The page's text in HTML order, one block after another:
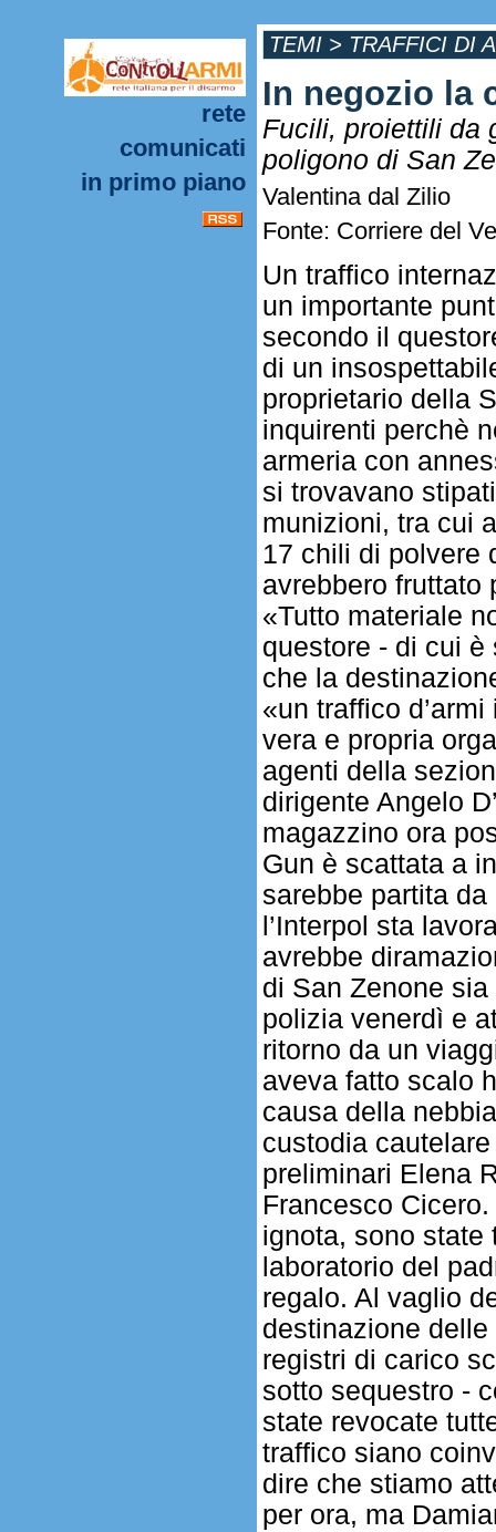
rete
comunicati
in primo piano
TEMI > TRAFFICI DI
In negozio la
Fucili, proiettili da
poligono di San
Valentina dal Zilio
Fonte: Corriere del
Un traffico
un importante
secondo il
di un
proprietario della
inquirenti perchè
armeria con
si trovavano
munizioni, tra cui
17 chili di polvere
avrebbero fruttato
«Tutto materiale
questore - di cui
che la
«un traffico
vera e propria
agenti della
dirigente Angelo
magazzino ora
Gun è scattata a
sarebbe partita
l’Interpol sta
avrebbe
di San Zenone
polizia venerdì e
ritorno da un
aveva fatto scalo
causa della
custodia
preliminari Elena
Francesco
ignota, sono state
laboratorio del
regalo. Al vaglio
destinazione
registri di carico
sotto sequestro -
state revocate
traffico siano
dire che stiamo
per ora, ma